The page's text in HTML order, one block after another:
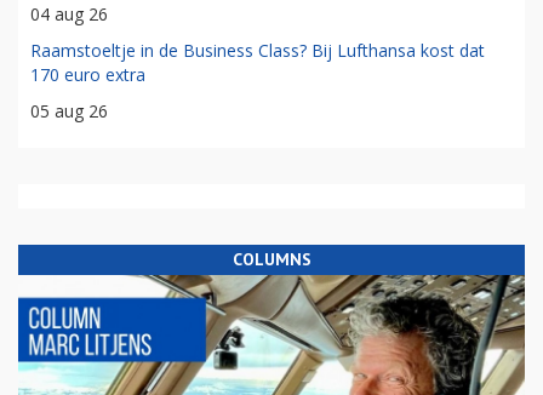
04 aug 26
Raamstoeltje in de Business Class? Bij Lufthansa kost dat
170 euro extra
05 aug 26
COLUMNS